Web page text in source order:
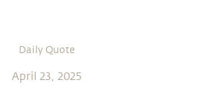
Daily Quote
April 23, 2025